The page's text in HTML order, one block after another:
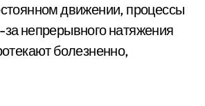
движении, процессы
непрерывного натяжения
болезненно,